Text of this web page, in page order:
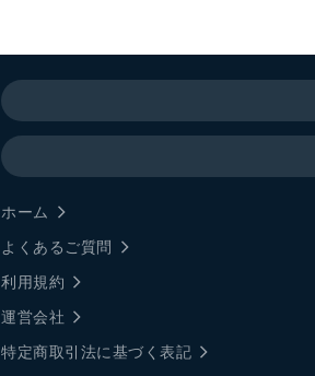
ホーム
よくあるご質問
利用規約
運営会社
特定商取引法に基づく表記